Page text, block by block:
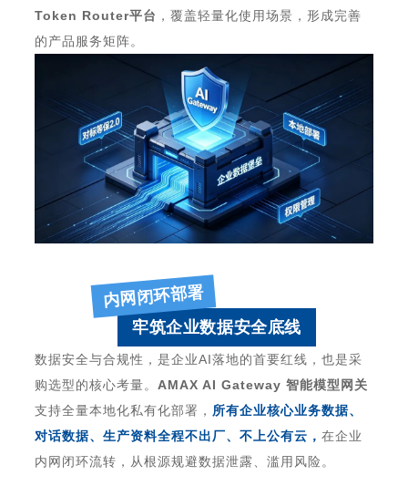
Token Router平台 ，覆盖轻量化使用场景，形成完善
的产品服务矩阵。
内网闭环部署
牢筑企业数据安全底线
数据安全与合规性，是企业AI落地的首要红线，也是采
购选型的核心考量。AMAX AI Gateway智能模型网关
支持全量本地化私有化部署， 所有企业核心业务数据、
对话数据、生产资料全程不出厂、不上公有云 ，在企业
内网闭环流转，从根源规避数据泄露、滥用风险。